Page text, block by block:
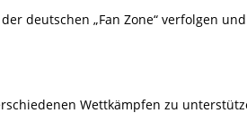
deutschen „Fan Zone“ verfolgen
Wettkämpfen zu